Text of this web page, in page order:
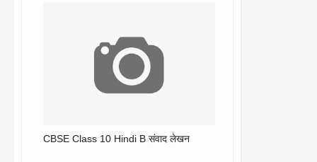
CBSE Class 10 Hindi B संवाद लेखन